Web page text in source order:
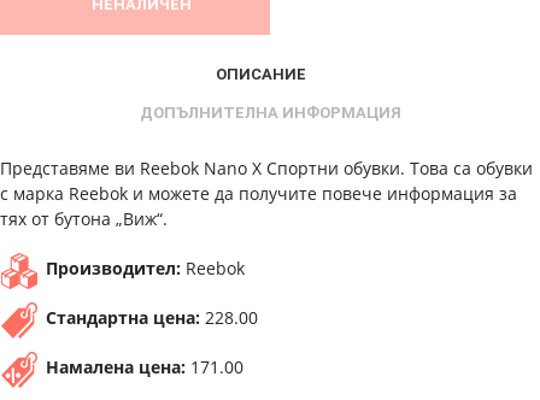
НЕНАЛИЧЕН
ОПИСАНИЕ
ДОПЪЛНИТЕЛНА ИНФОРМАЦИЯ
Представяме ви Reebok Nano X Спортни обувки. Това са обувки
с марка Reebok и можете да получите повече информация за
тях от бутона „Виж“.
Производител: Reebok
Стандартна цена: 228.00
Намалена цена: 171.00